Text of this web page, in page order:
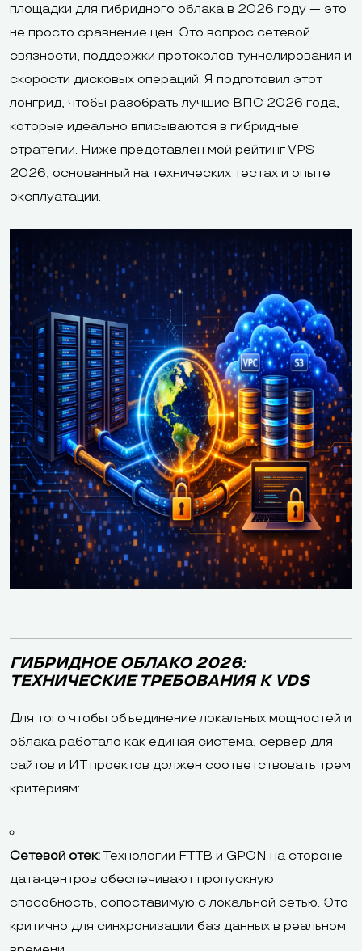
площадки для гибридного облака в 2026 году — это
не просто сравнение цен. Это вопрос сетевой
связности, поддержки протоколов туннелирования и
скорости дисковых операций. Я подготовил этот
лонгрид, чтобы разобрать лучшие ВПС 2026 года,
которые идеально вписываются в гибридные
стратегии. Ниже представлен мой рейтинг VPS
2026, основанный на технических тестах и опыте
эксплуатации.
ГИБРИДНОЕ ОБЛАКО 2026:
ТЕХНИЧЕСКИЕ ТРЕБОВАНИЯ К VDS
Для того чтобы объединение локальных мощностей и
облака работало как единая система, сервер для
сайтов и ИТ проектов должен соответствовать трем
критериям:
Сетевой стек:Технологии FTTB и GPON на стороне
дата-центров обеспечивают пропускную
способность, сопоставимую с локальной сетью. Это
критично для синхронизации баз данных в реальном